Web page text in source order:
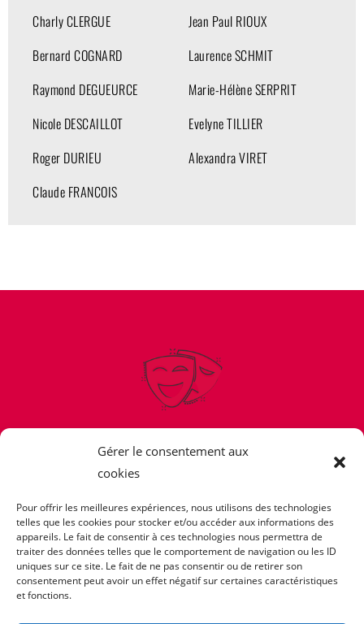
Gérer le consentement aux
cookies
Pour offrir les meilleures expériences, nous utilisons des technologies
telles que les cookies pour stocker et/ou accéder aux informations des
appareils. Le fait de consentir à ces technologies nous permettra de
traiter des données telles que le comportement de navigation ou les ID
uniques sur ce site. Le fait de ne pas consentir ou de retirer son
consentement peut avoir un effet négatif sur certaines caractéristiques
et fonctions.
Charly CLERGUE
Bernard COGNARD
Raymond DEGUEURCE
Nicole DESCAILLOT
Roger DURIEU
Claude FRANCOIS
Jean Paul RIOUX
Laurence SCHMIT
Marie-Hélène SERPRIT
Evelyne TILLIER
Alexandra VIRET
La Parodienne
Espace sociétaire